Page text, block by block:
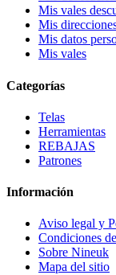
Mis vales
Mis
Mis datos
Mis vales
Categorías
Telas
Herramientas
REBAJAS
Patrones
Información
Aviso legal y
Condiciones
Sobre Nineuk
Mapa del sitio